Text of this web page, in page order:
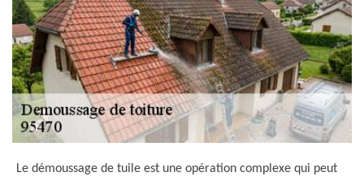
Le démoussage de tuile est une opération complexe qui peut